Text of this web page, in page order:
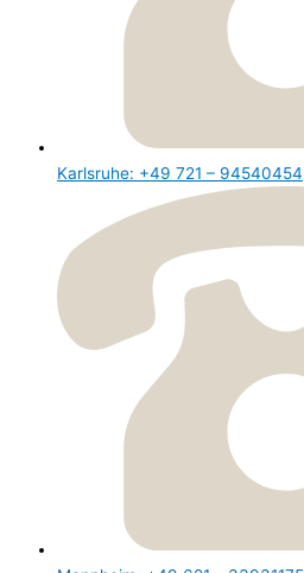
Karlsruhe: +49 721 – 94540454